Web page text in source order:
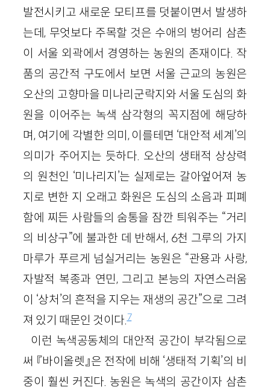
발전시키고 새로운 모티프를 덧붙이면서 발생하
는데, 무엇보다 주목할 것은 수애의 벙어리 삼촌
이 서울 외곽에서 경영하는 농원의 존재이다. 작
품의 공간적 구도에서 보면 서울 근교의 농원은
오산의 고향마을 미나리군락지와 서울 도심의 화
원을 이어주는 녹색 삼각형의 꼭지점에 해당하
며, 여기에 각별한 의미, 이를테면 ‘대안적 세계’의
의미가 주어지는 듯하다. 오산의 생태적 상상력
의 원천인 ‘미나리지’는 실제로는 갈아엎어져 농
지로 변한 지 오래고 화원은 도심의 소음과 피폐
함에 찌든 사람들의 숨통을 잠깐 틔워주는 “거리
의 비상구”에 불과한 데 반해서, 6천 그루의 가지
마루가 푸르게 넘실거리는 농원은 “관용과 사랑,
자발적 복종과 연민, 그리고 본능의 자연스러움
이 ‘상처’의 흔적을 지우는 재생의 공간”으로 그려
져 있기 때문인 것이다.7
이런 녹색공동체의 대안적 공간이 부각됨으로
써 『바이올렛』은 전작에 비해 ‘생태적 기획’의 비
중이 훨씬 커진다. 농원은 녹색의 공간이자 삼촌